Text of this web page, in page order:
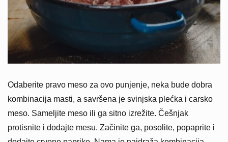
Odaberite pravo meso za ovo punjenje, neka bude dobra
kombinacija masti, a savršena je svinjska plećka i carsko
meso. Sameljite meso ili ga sitno izrežite. Češnjak
protisnite i dodajte mesu. Začinite ga, posolite, popaprite i